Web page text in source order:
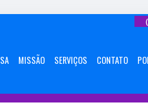
MISSÃO SERVIÇOS CONTATO